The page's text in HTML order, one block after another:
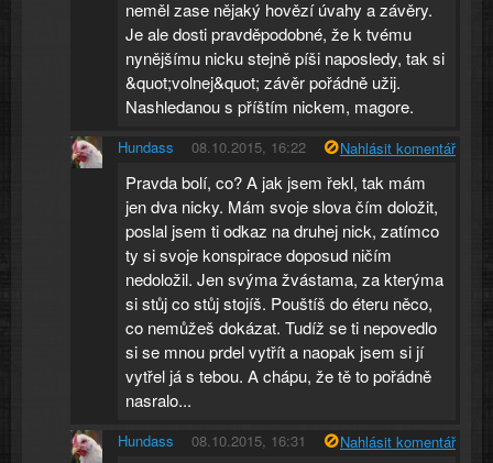
neměl zase nějaký hovězí úvahy a závěry.
Je ale dosti pravděpodobné, že k tvému
nynějšímu nicku stejně píši naposledy, tak si
&quot;volnej&quot; závěr pořádně užij.
Nashledanou s příštím nickem, magore.
Hundass 08.10.2015, 16:22 Nahlásit komentář
Pravda bolí, co? A jak jsem řekl, tak mám
jen dva nicky. Mám svoje slova čím doložit,
poslal jsem ti odkaz na druhej nick, zatímco
ty si svoje konspirace doposud ničím
nedoložil. Jen svýma žvástama, za kterýma
si stůj co stůj stojíš. Pouštíš do éteru něco,
co nemůžeš dokázat. Tudíž se ti nepovedlo
si se mnou prdel vytřít a naopak jsem si jí
vytřel já s tebou. A chápu, že tě to pořádně
nasralo...
Hundass 08.10.2015, 16:31 Nahlásit komentář